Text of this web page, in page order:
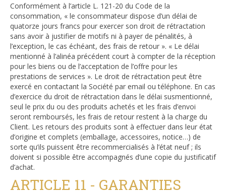
Conformément à l’article L. 121-20 du Code de la
consommation, « le consommateur dispose d’un délai de
quatorze jours francs pour exercer son droit de rétractation
sans avoir à justifier de motifs ni à payer de pénalités, à
l’exception, le cas échéant, des frais de retour ». « Le délai
mentionné à l’alinéa précédent court à compter de la réception
pour les biens ou de l’acceptation de l’offre pour les
prestations de services ». Le droit de rétractation peut être
exercé en contactant la Société par email ou téléphone. En cas
d’exercice du droit de rétractation dans le délai susmentionné,
seul le prix du ou des produits achetés et les frais d’envoi
seront remboursés, les frais de retour restent à la charge du
Client. Les retours des produits sont à effectuer dans leur état
d’origine et complets (emballage, accessoires, notice…) de
sorte qu’ils puissent être recommercialisés à l’état neuf ; ils
doivent si possible être accompagnés d’une copie du justificatif
d’achat.
ARTICLE 11 - GARANTIES